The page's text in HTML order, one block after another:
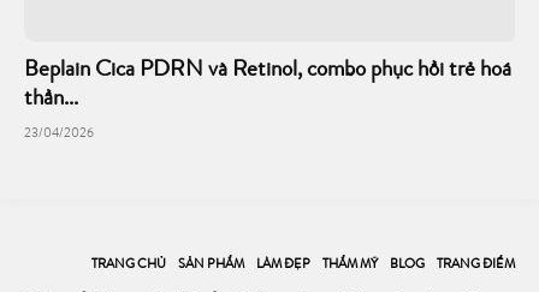
Beplain Cica PDRN và Retinol, combo phục hồi trẻ hoá
thần...
23/04/2026
TRANG CHỦ SẢN PHẨM LÀM ĐẸP THẨM MỸ BLOG TRANG ĐIỂM